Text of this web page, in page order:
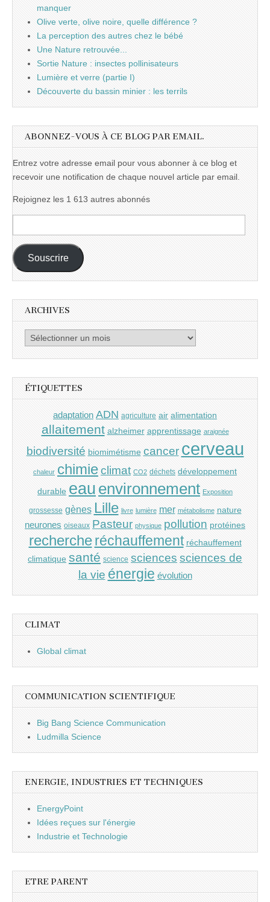
manquer
Olive verte, olive noire, quelle différence ?
La perception des autres chez le bébé
Une Nature retrouvée...
Sortie Nature : insectes pollinisateurs
Lumière et verre (partie I)
Découverte du bassin minier : les terrils
ABONNEZ-VOUS À CE BLOG PAR EMAIL.
Entrez votre adresse email pour vous abonner à ce blog et
recevoir une notification de chaque nouvel article par email.
Rejoignez les 1 613 autres abonnés
e-
mail :
Souscrire
ARCHIVES
Archives
ÉTIQUETTES
adaptation ADN agriculture air alimentation
allaitement alzheimer apprentissage araignée
biodiversité biomimétisme cancer cerveau
chaleur chimieclimat CO2 déchets développement
durable eau environnement Exposition
grossesse gènes Lille livre lumière mer métabolisme nature
neurones oiseaux Pasteur physique pollution protéines
recherche réchauffement réchauffement
climatique santé science sciences sciences de
la vie énergie évolution
CLIMAT
Global climat
COMMUNICATION SCIENTIFIQUE
Big Bang Science Communication
Ludmilla Science
ENERGIE, INDUSTRIES ET TECHNIQUES
EnergyPoint
Idées reçues sur l'énergie
Industrie et Technologie
ETRE PARENT